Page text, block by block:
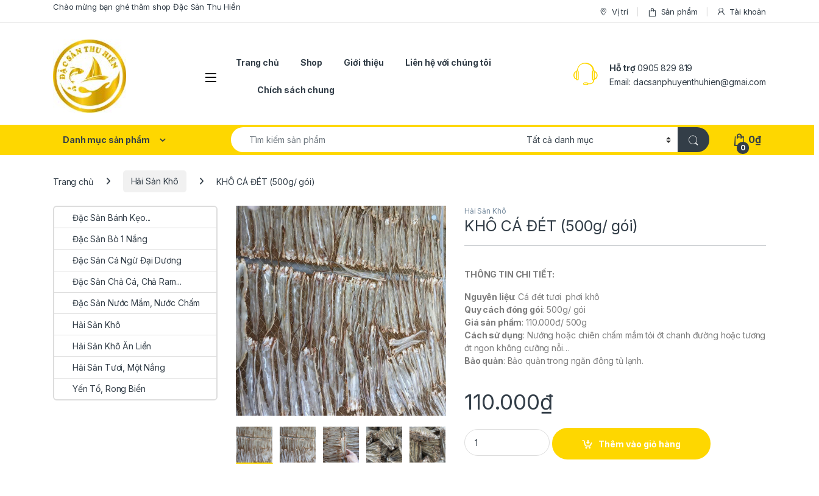
Skip to navigation
Skip to contentChào mừng bạn ghé thăm shop Đặc Sản Thu Hiền Vị trí Sản phẩm Tài khoản
Open
Trang chủ Shop Giới thiệu Liên hệ với chúng tôi
Chích sách chung
Hỗ trợ0905 829 819
Email: dacsanphuyenthuhien@gmai.com
Danh mục sản phẩm
Search for:
0
0₫
Trang chủ Hải Sản Khô KHÔ CÁ ĐÉT (500g/ gói)
Hải Sản Khô
KHÔ CÁ ĐÉT (500g/ gói)
THÔNG TIN CHI TIẾT:
Nguyên liệu: Cá đét tươi phơi khô
Quy cách đóng gói: 500g/ gói
Giá sản phẩm: 110.000đ/ 500g
Cách sử dụng: Nướng hoặc chiên chấm mắm tỏi ớt chanh đường hoặc tương
ớt ngon không cưỡng nỗi…
Bảo quản: Bảo quản trong ngăn đông tủ lạnh.
110.000₫
KHÔ CÁ ĐÉT (500g/ gói) quantity
Thêm vào giỏ hàng
Đặc Sản Bánh Kẹo...
Đặc Sản Bò 1 Nắng
Đặc Sản Cá Ngừ Đại Dương
Đặc Sản Chả Cá, Chả Ram...
Đặc Sản Nước Mắm, Nước Chấm
Hải Sản Khô
Hải Sản Khô Ăn Liền
Hải Sản Tươi, Một Nắng
Yến Tổ, Rong Biển